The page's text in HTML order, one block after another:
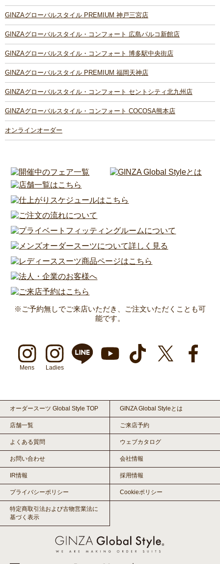
GINZAグローバルスタイル PREMIUM 神戸三宮店
GINZAグローバルスタイル・コンフォート 広島パルコ新館店
GINZAグローバルスタイル・コンフォート 博多駅中央街店
GINZAグローバルスタイル PREMIUM 福岡天神店
GINZAグローバルスタイル・コンフォート セントシティ北九州店
GINZAグローバルスタイル・コンフォート COCOSA熊本店
オンラインオーダー
※ご予約無しでご来店いただき、ご注文いただくことも可
能です。
Mens Ladies
オーダースーツ Global Style TOP GINZA Global Styleとは
店舗一覧 ご来店予約
よくある質問 ウェブカタログ
お問い合わせ 会社情報
IR情報 採用情報
プライバシーポリシー Cookieポリシー
特定商取引法および古物営業法に
基づく表示